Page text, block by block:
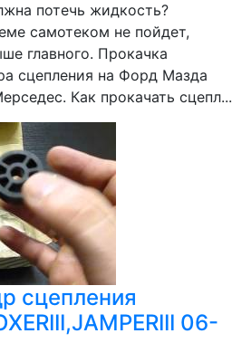
потечь жидкость?
самотеком не пойдет,
главного. Прокачка
сцепления на Форд Мазда
Как прокачать сцепл...
сцепления
06-